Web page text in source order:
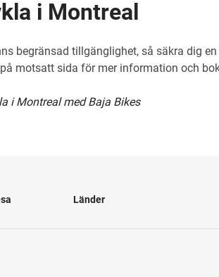
i Montreal
begränsad tillgänglighet, så säkra dig
motsatt sida för mer information och
i Montreal med Baja Bikes
Länder